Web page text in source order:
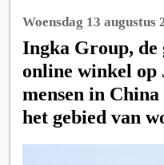
Woensdag 13 augustus
Ingka Group,
online winkel op
mensen in
het gebied van